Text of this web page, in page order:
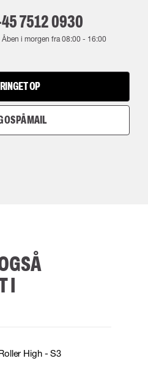
7512 0930
Åben i morgen fra08:00 - 16:00
OP
OS PÅ MAIL
I